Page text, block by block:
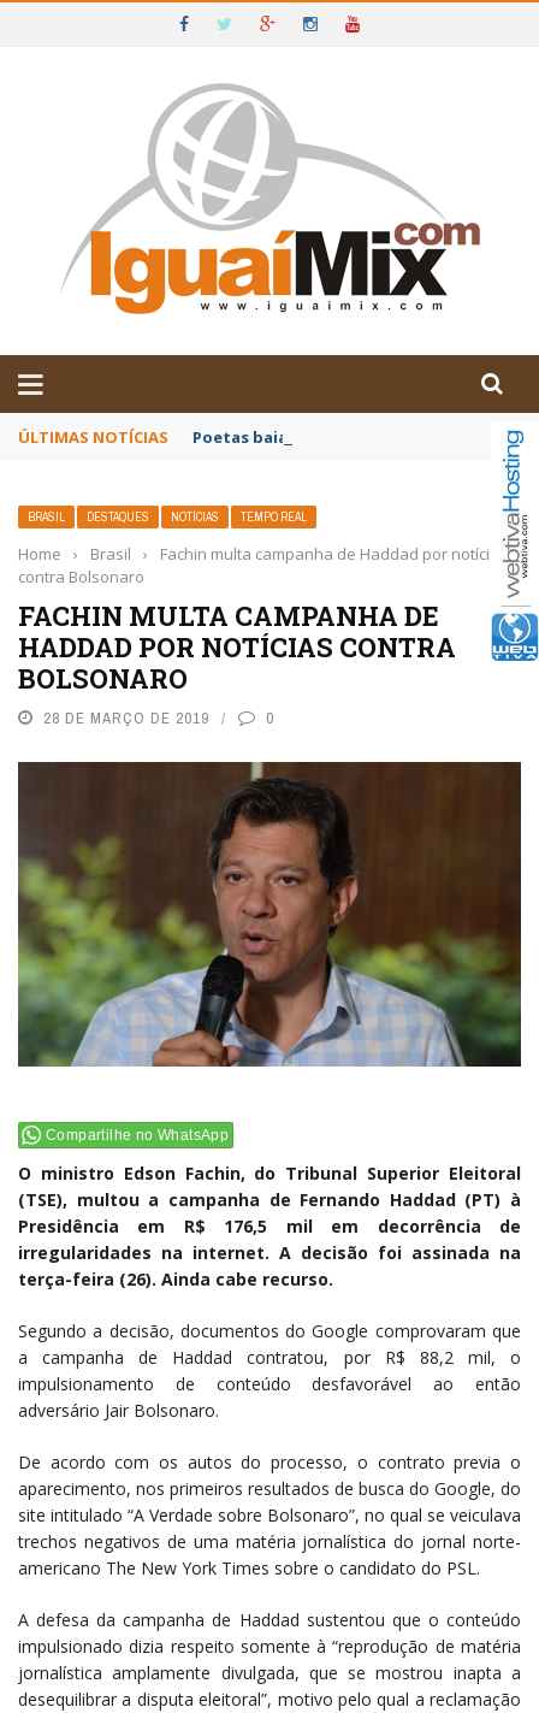
IGUAÍ E SUDOESTE DA BAHIA
ÚLTIMAS NOTÍCIAS Poetas baianos representam o Brasil no
BRASIL DESTAQUES NOTÍCIAS TEMPO REAL
Home › Brasil ›
Fachin multa campanha de Haddad por notícias
contra Bolsonaro
FACHIN MULTA CAMPANHA DE
HADDAD POR NOTÍCIAS CONTRA
BOLSONARO
28 DE MARÇO DE 2019 0
Compartilhe no WhatsApp
O ministro Edson Fachin, do Tribunal Superior Eleitoral
(TSE), multou a campanha de Fernando Haddad (PT) à
Presidência em R$ 176,5 mil em decorrência de
irregularidades na internet. A decisão foi assinada na
terça-feira (26). Ainda cabe recurso.
Segundo a decisão, documentos do Google comprovaram que
a campanha de Haddad contratou, por R$ 88,2 mil, o
impulsionamento de conteúdo desfavorável ao então
adversário Jair Bolsonaro.
De acordo com os autos do processo, o contrato previa o
aparecimento, nos primeiros resultados de busca do Google, do
site intitulado “A Verdade sobre Bolsonaro”, no qual se veiculava
trechos negativos de uma matéria jornalística do jornal norte-
americano The New York Times sobre o candidato do PSL.
A defesa da campanha de Haddad sustentou que o conteúdo
impulsionado dizia respeito somente à “reprodução de matéria
jornalística amplamente divulgada, que se mostrou inapta a
desequilibrar a disputa eleitoral”, motivo pelo qual a reclamação